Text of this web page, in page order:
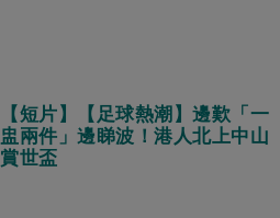
【短片】【足球熱潮】邊歎「一
盅兩件」邊睇波！港人北上中山
賞世盃